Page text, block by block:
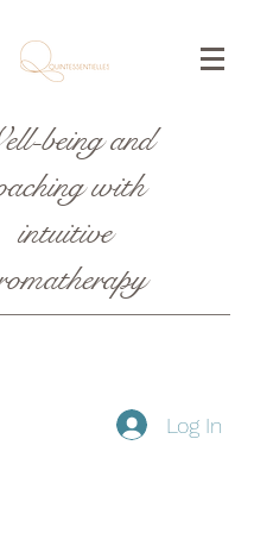
being and
with
intuitive
Log In